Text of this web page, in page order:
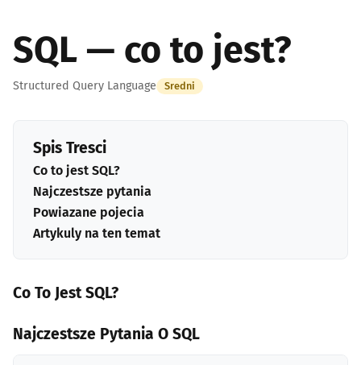
SQL — co to jest?
Structured Query Language Sredni
Spis Tresci
Co to jest SQL?
Najczestsze pytania
Powiazane pojecia
Artykuly na ten temat
Co To Jest SQL?
Najczestsze Pytania O SQL